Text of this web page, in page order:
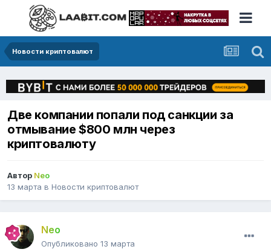
Новости криптовалют
Две компании попали под санкции за
отмывание $800 млн через
криптовалюту
Автор Neo
13 марта в Новости криптовалют
Neo
Опубликовано 13 марта